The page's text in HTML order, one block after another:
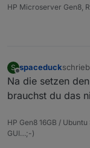
HP Microserver Gen8,
S
Offline
spaceduck
zuletzt
Na die setzen
brauchst du das
HP Gen8 16GB /
GUI…;-)